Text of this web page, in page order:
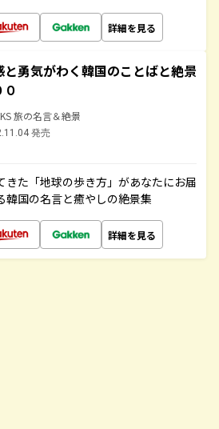
詳細を見る
と勇気がわく韓国のことばと絶景
０
旅の名言＆絶景
発売
きた「地球の歩き方」があなたにお届
韓国の名言と癒やしの絶景集
詳細を見る